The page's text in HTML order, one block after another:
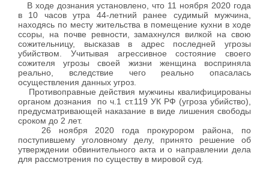
В ходе дознания установлено, что 11 ноября 2020 года
в 10 часов утра 44-летний ранее судимый мужчина,
находясь по месту жительства в помещение кухни в ходе
ссоры, на почве ревности, замахнулся вилкой на свою
сожительницу, высказав в адрес последней угрозы
убийством. Учитывая агрессивное состояние своего
сожителя угрозы своей жизни женщина восприняла
реально, вследствие чего реально опасалась
осуществления данных угроз.
Противоправные действия мужчины квалифицированы
органом дознания по ч.1 ст.119 УК РФ (угроза убийство),
предусматривающей наказание в виде лишения свободы
сроком до 2 лет.
26 ноября 2020 года прокурором района, по
поступившему уголовному делу, принято решение об
утверждении обвинительного акта и о направлении дела
для рассмотрения по существу в мировой суд.